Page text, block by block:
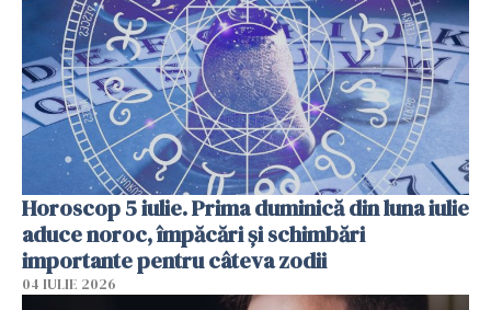
Horoscop 5 iulie. Prima duminică din luna iulie
aduce noroc, împăcări și schimbări
importante pentru câteva zodii
04 IULIE 2026